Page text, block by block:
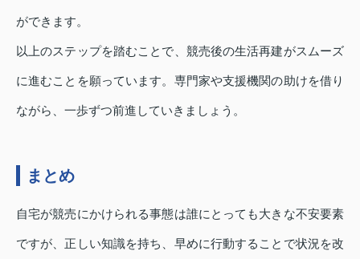
ができます。
以上のステップを踏むことで、競売後の生活再建がスムーズ
に進むことを願っています。専門家や支援機関の助けを借り
ながら、一歩ずつ前進していきましょう。
まとめ
自宅が競売にかけられる事態は誰にとっても大きな不安要素
ですが、正しい知識を持ち、早めに行動することで状況を改